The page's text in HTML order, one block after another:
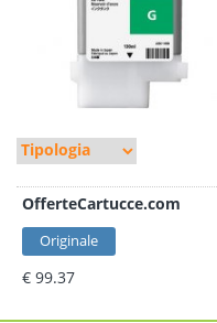
OfferteCartucce.com
Originale
€ 99.37